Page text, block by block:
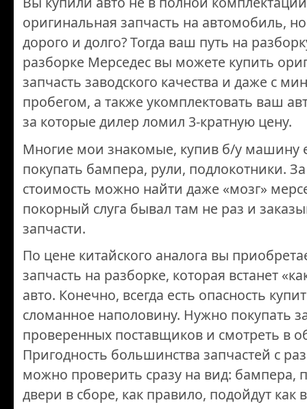
оригинальная запчасть на автомобиль, но
дорого и долго? Тогда ваш путь на
разборке Мерседес вы можете купить
запчасть заводского качества и даже с
пробегом, а также укомплектовать ваш
за которые дилер ломил 3-кратную цену.
Многие мои знакомые, купив б/у машину
покупать бампера, рули, подлокотники.
стоимость можно найти даже «мозг»
покорный слуга бывал там не раз и
запчасти.
По цене китайского аналога вы
запчасть на разборке, которая встанет
авто. Конечно, всегда есть опасность
сломанное наполовину. Нужно покупать
проверенных поставщиков и смотреть в
Пригодность большинства запчастей с
можно проверить сразу на вид: бампера,
двери в сборе, как правило, подойдут как